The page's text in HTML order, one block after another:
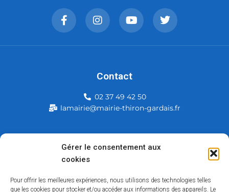
Gérer le consentement aux
cookies
Pour offrir les meilleures expériences, nous utilisons des technologies telles
que les cookies pour stocker et/ou accéder aux informations des appareils. Le
Mairie de Thiron-Gardais
28480 Thiron-Gardais
Contact
02 37 49 42 50
lamairie@mairie-thiron-gardais.fr